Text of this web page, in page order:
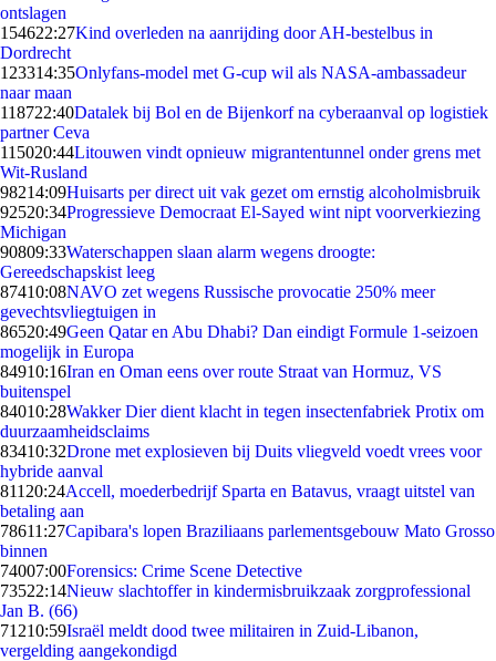
ontslagen
154622:27Kind overleden na aanrijding door AH-bestelbus in
Dordrecht
123314:35Onlyfans-model met G-cup wil als NASA-ambassadeur
naar maan
118722:40Datalek bij Bol en de Bijenkorf na cyberaanval op logistiek
partner Ceva
115020:44Litouwen vindt opnieuw migrantentunnel onder grens met
Wit-Rusland
98214:09Huisarts per direct uit vak gezet om ernstig alcoholmisbruik
92520:34Progressieve Democraat El-Sayed wint nipt voorverkiezing
Michigan
90809:33Waterschappen slaan alarm wegens droogte:
Gereedschapskist leeg
87410:08NAVO zet wegens Russische provocatie 250% meer
gevechtsvliegtuigen in
86520:49Geen Qatar en Abu Dhabi? Dan eindigt Formule 1-seizoen
mogelijk in Europa
84910:16Iran en Oman eens over route Straat van Hormuz, VS
buitenspel
84010:28Wakker Dier dient klacht in tegen insectenfabriek Protix om
duurzaamheidsclaims
83410:32Drone met explosieven bij Duits vliegveld voedt vrees voor
hybride aanval
811 20:24Accell, moederbedrijf Sparta en Batavus, vraagt uitstel van
betaling aan
78611:27Capibara's lopen Braziliaans parlementsgebouw Mato Grosso
binnen
74007:00Forensics: Crime Scene Detective
73522:14Nieuw slachtoffer in kindermisbruikzaak zorgprofessional
Jan B. (66)
71210:59Israël meldt dood twee militairen in Zuid-Libanon,
vergelding aangekondigd